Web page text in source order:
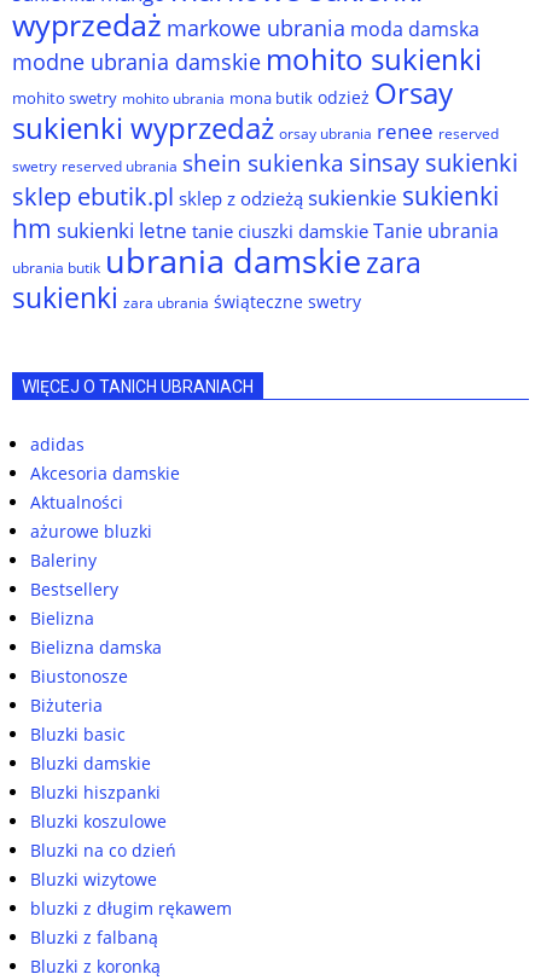
wyprzedaż markowe ubrania moda damska
modne ubrania damskie mohito sukienki
mohito swetry mohito ubrania mona butik odzież Orsay
sukienki wyprzedaż orsay ubrania renee reserved
swetry reserved ubrania shein sukienka sinsay sukienki
sklep ebutik.pl sklep z odzieżą sukienkie sukienki
hm sukienki letne tanie ciuszki damskie Tanie ubrania
ubrania butik ubrania damskiezara
sukienki zara ubrania świąteczne swetry
WIĘCEJ O TANICH UBRANIACH
adidas
Akcesoria damskie
Aktualności
ażurowe bluzki
Baleriny
Bestsellery
Bielizna
Bielizna damska
Biustonosze
Biżuteria
Bluzki basic
Bluzki damskie
Bluzki hiszpanki
Bluzki koszulowe
Bluzki na co dzień
Bluzki wizytowe
bluzki z długim rękawem
Bluzki z falbaną
Bluzki z koronką